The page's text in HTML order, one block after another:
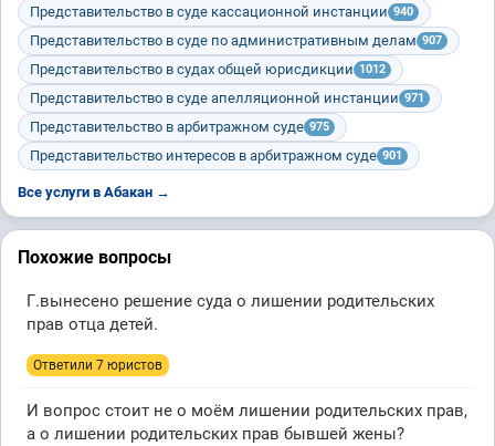
Представительство в суде кассационной инстанции 940
Представительство в суде по административным делам 907
Представительство в судах общей юрисдикции 1012
Представительство в суде апелляционной инстанции 971
Представительство в арбитражном суде 975
Представительство интересов в арбитражном суде 901
Все услуги в Абакан →
Похожие вопросы
Г.вынесено решение суда о лишении родительских
прав отца детей.
Ответили 7 юристов
И вопрос стоит не о моём лишении родительских прав,
а о лишении родительских прав бывшей жены?